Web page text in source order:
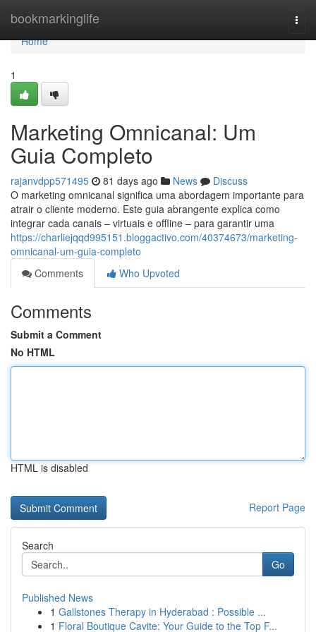
bookmarkinglife
Home
Home
1
Marketing Omnicanal: Um
Guia Completo
rajanvdpp571495 81 days ago News
Discuss
O marketing omnicanal significa uma abordagem importante para
atrair o cliente moderno. Este guia abrangente explica como
integrar cada canais – virtuais e offline – para garantir uma
https://charliejqqd995151.bloggactivo.com/40374673/marketing-
omnicanal-um-guia-completo
Comments
Who Upvoted
Comments
Submit a Comment
No HTML
HTML is disabled
Report Page
Search
Go
Published News
1 Gallstones Therapy in Hyderabad : Possible ...
1 Floral Boutique Cavite: Your Guide to the Top F...